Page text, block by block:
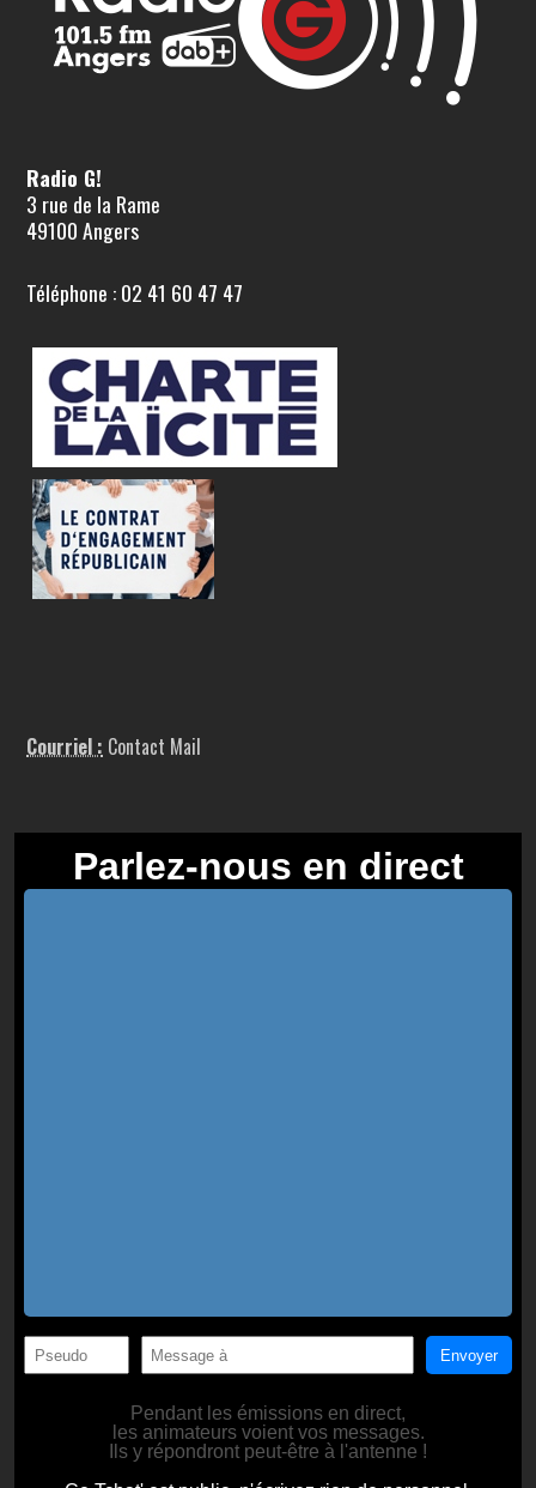
Radio G!
3 rue de la Rame
49100 Angers
Téléphone : 02 41 60 47 47
Courriel : Contact Mail